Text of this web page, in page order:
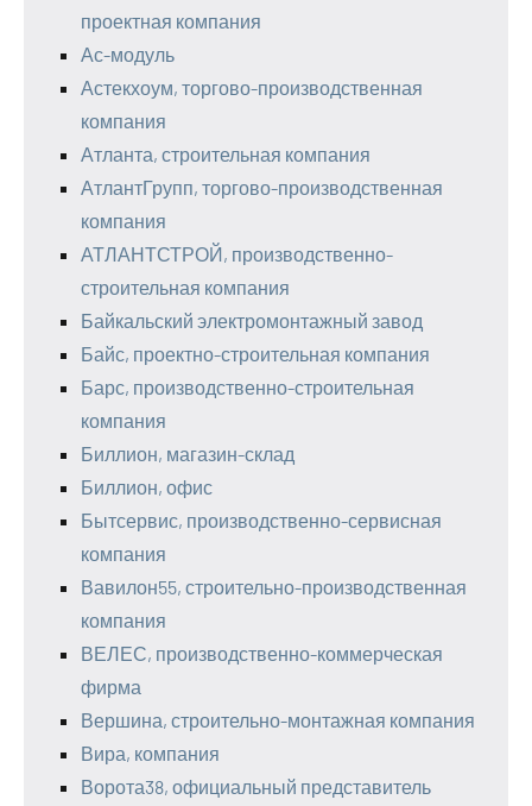
проектная компания
Ас-модуль
Астекхоум, торгово-производственная
компания
Атланта, строительная компания
АтлантГрупп, торгово-производственная
компания
АТЛАНТСТРОЙ, производственно-
строительная компания
Байкальский электромонтажный завод
Байс, проектно-строительная компания
Барс, производственно-строительная
компания
Биллион, магазин-склад
Биллион, офис
Бытсервис, производственно-сервисная
компания
Вавилон55, строительно-производственная
компания
ВЕЛЕС, производственно-коммерческая
фирма
Вершина, строительно-монтажная компания
Вира, компания
Ворота38, официальный представитель